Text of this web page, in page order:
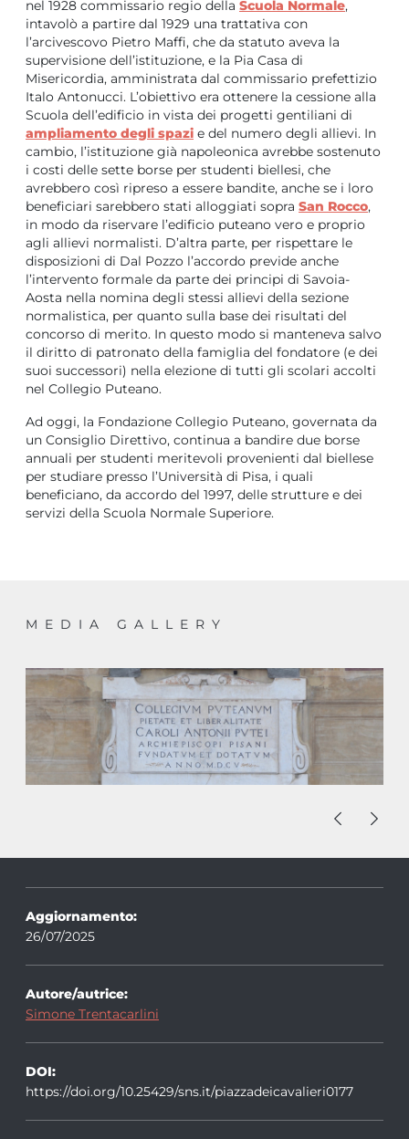
nel 1928 commissario regio della Scuola Normale,
intavolò a partire dal 1929 una trattativa con
l’arcivescovo Pietro Maffi, che da statuto aveva la
supervisione dell’istituzione, e la Pia Casa di
Misericordia, amministrata dal commissario prefettizio
Italo Antonucci. L’obiettivo era ottenere la cessione alla
Scuola dell’edificio in vista dei progetti gentiliani di
ampliamento degli spazi e del numero degli allievi. In
cambio, l’istituzione già napoleonica avrebbe sostenuto
i costi delle sette borse per studenti biellesi, che
avrebbero così ripreso a essere bandite, anche se i loro
beneficiari sarebbero stati alloggiati sopra San Rocco,
in modo da riservare l’edificio puteano vero e proprio
agli allievi normalisti. D’altra parte, per rispettare le
disposizioni di Dal Pozzo l’accordo previde anche
l’intervento formale da parte dei principi di Savoia-
Aosta nella nomina degli stessi allievi della sezione
normalistica, per quanto sulla base dei risultati del
concorso di merito. In questo modo si manteneva salvo
il diritto di patronato della famiglia del fondatore (e dei
suoi successori) nella elezione di tutti gli scolari accolti
nel Collegio Puteano.
Ad oggi, la Fondazione Collegio Puteano, governata da
un Consiglio Direttivo, continua a bandire due borse
annuali per studenti meritevoli provenienti dal biellese
per studiare presso l’Università di Pisa, i quali
beneficiano, da accordo del 1997, delle strutture e dei
servizi della Scuola Normale Superiore.
MEDIA GALLERY
Aggiornamento:
26/07/2025
Autore/autrice:
Simone Trentacarlini
DOI:
https://doi.org/10.25429/sns.it/piazzadeicavalieri0177